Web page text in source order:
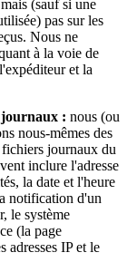
(sauf si une
pas sur les
Nous ne
à la voie de
et la
journaux : nous (ou
nous-mêmes des
fichiers journaux du
inclure l'adresse
la date et l'heure
notification d'un
le système
(la page
adresses IP et le